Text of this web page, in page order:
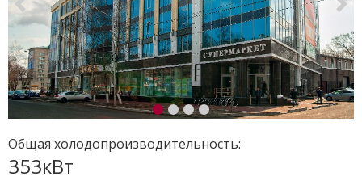
Общая холодопроизводительность:
353кВт